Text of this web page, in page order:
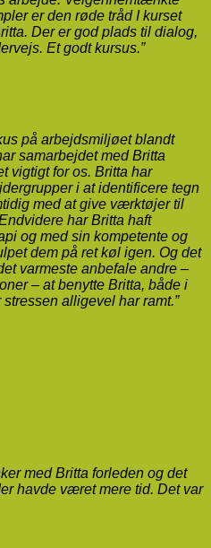
er den røde tråd I kurset
Der er god plads til dialog,
Et godt kursus.”
på arbejdsmiljøet blandt
samarbejdet med Britta
vigtigt for os. Britta har
i at identificere tegn
med at give værktøjer til
har Britta haft
og med sin kompetente og
dem på ret køl igen. Og det
varmeste anbefale andre –
– at benytte Britta, både i
alligevel har ramt.”​
med Britta forleden og det
havde været mere tid. Det var